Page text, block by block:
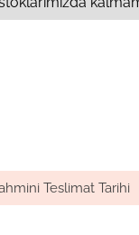
Teslimat Tarihi